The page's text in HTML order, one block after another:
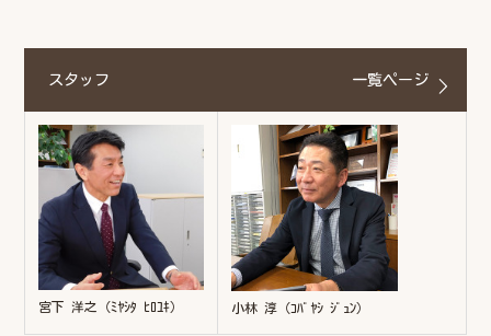
スタッフ 一覧ページ
宮下 洋之（ﾐﾔｼﾀ ﾋﾛﾕｷ） 小林 淳（ｺﾊﾞﾔｼ ｼﾞｭﾝ）